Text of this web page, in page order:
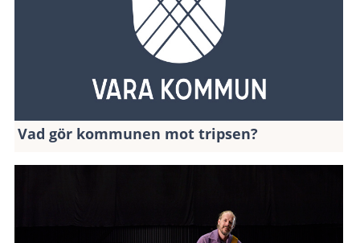
Vad gör kommunen mot tripsen?